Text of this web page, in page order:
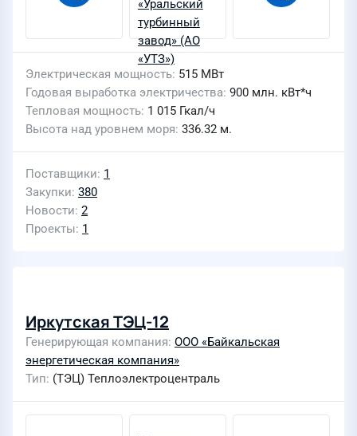
Электрическая мощность 515 МВт
Годовая выработка электричества 900 млн. кВт*ч
Тепловая мощность 1 015 Гкал/ч
Высота над уровнем моря 336.32 м.
Поставщики 1
Закупки 380
Новости 2
Проекты 1
Иркутская ТЭЦ-12
Генерирующая компания ООО «Байкальская
энергетическая компания»
Тип (ТЭЦ) Теплоэлектроцентраль